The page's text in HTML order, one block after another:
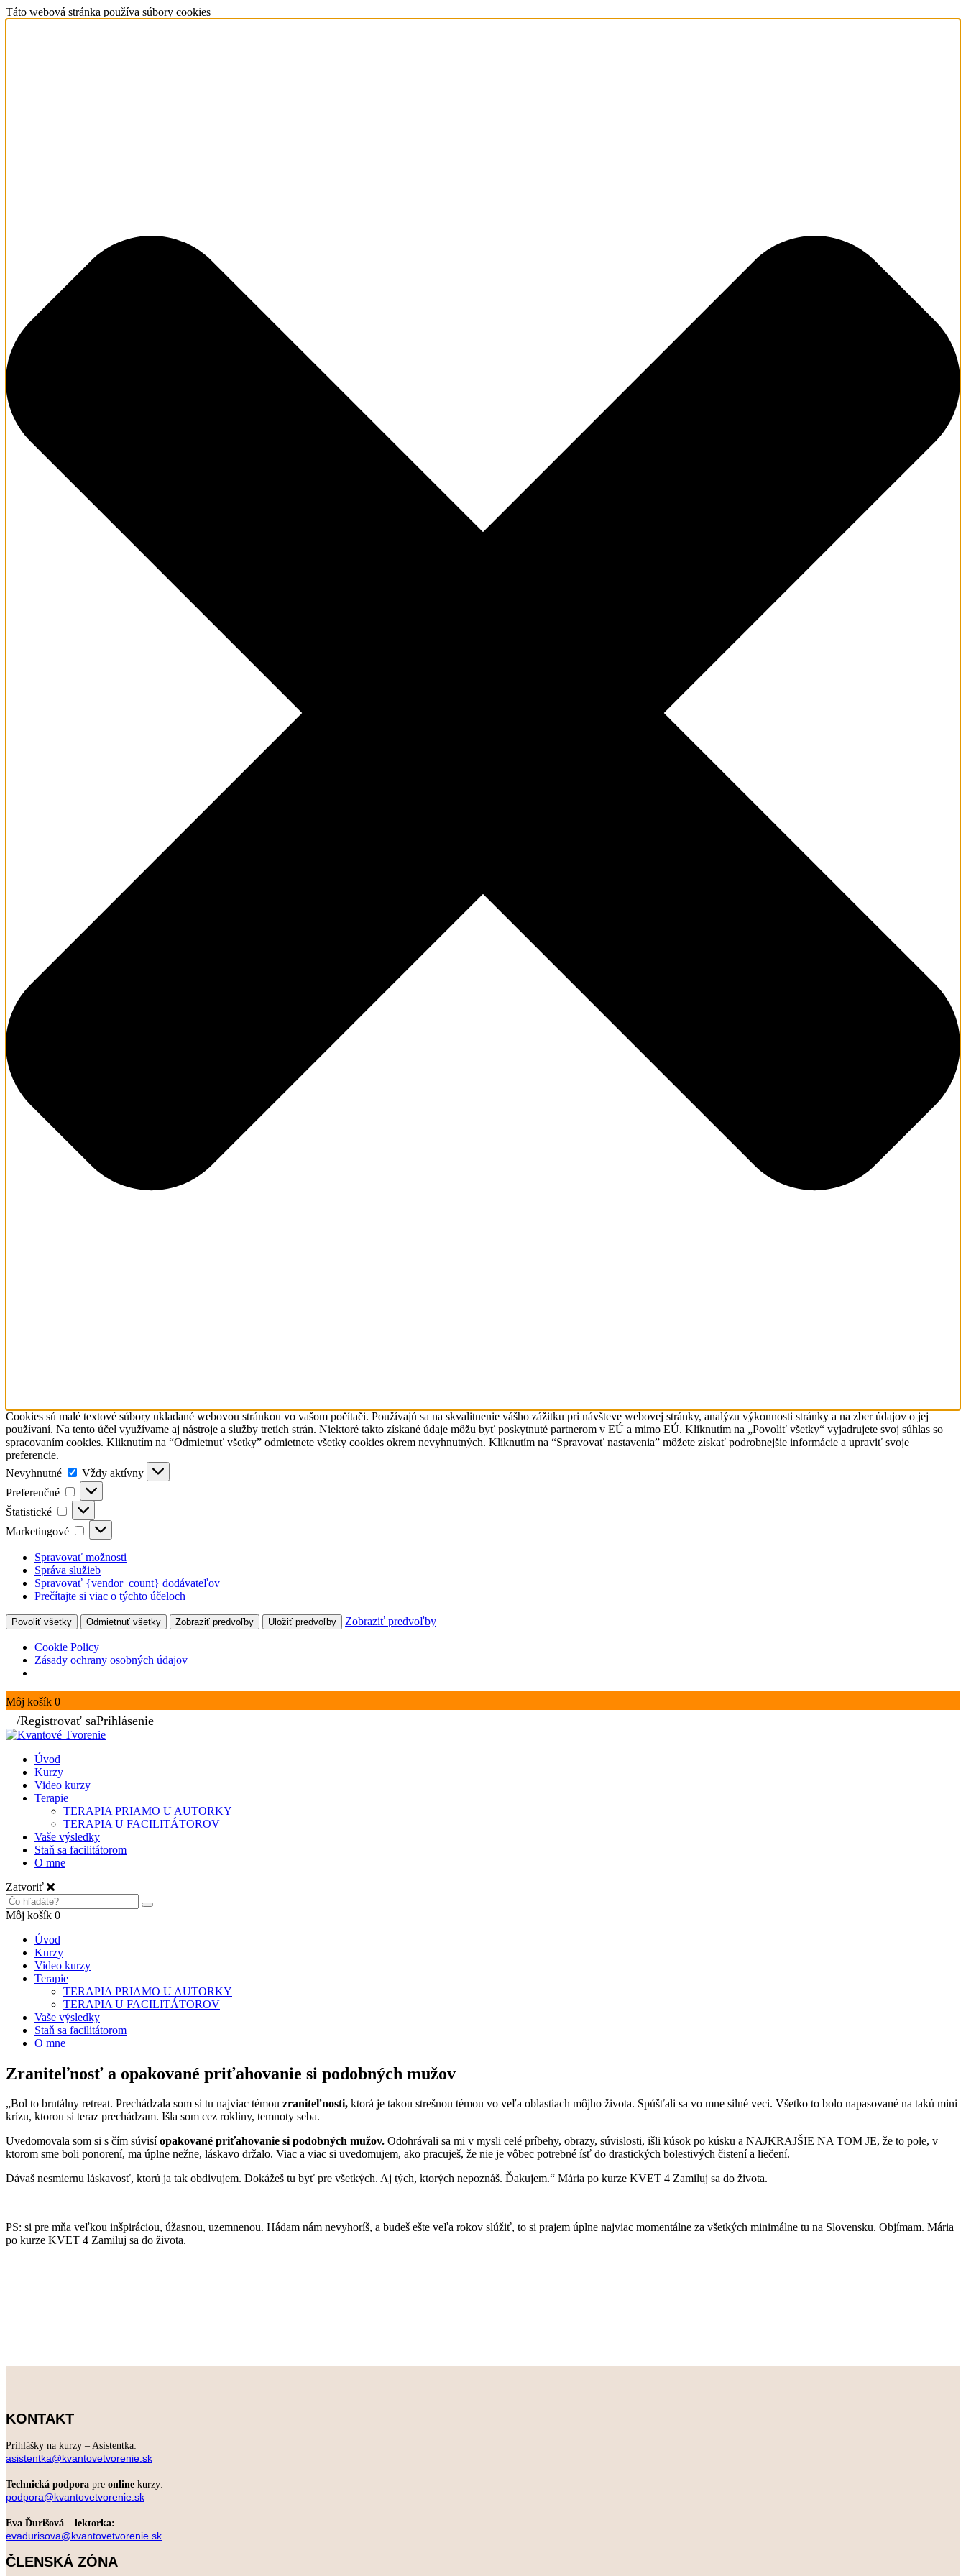
Táto webová stránka používa súbory cookies
Cookies sú malé textové súbory ukladané webovou stránkou vo vašom počítači. Používajú sa na skvalitnenie vášho zážitku pri návšteve webovej stránky, analýzu výkonnosti stránky a na zber údajov o jej
používaní. Na tento účel využívame aj nástroje a služby tretích strán. Niektoré takto získané údaje môžu byť poskytnuté partnerom v EÚ a mimo EÚ. Kliknutím na „Povoliť všetky“ vyjadrujete svoj súhlas so
spracovaním cookies. Kliknutím na “Odmietnuť všetky” odmietnete všetky cookies okrem nevyhnutných. Kliknutím na “Spravovať nastavenia” môžete získať podrobnejšie informácie a upraviť svoje
preferencie.
Nevyhnutné
Nevyhnutné
Vždy aktívny
Preferenčné
Preferenčné
Štatistické Štatistické
Marketingové Marketingové
Spravovať možnosti
Správa služieb
Spravovať {vendor_count} dodávateľov
Prečítajte si viac o týchto účeloch
Povoliť všetky Odmietnuť všetky Zobraziť predvoľby Uložiť predvoľby Zobraziť predvoľby
Cookie Policy
Zásady ochrany osobných údajov
Môj košík 0
/Registrovať saPrihlásenie
Úvod
Kurzy
Video kurzy
Terapie
TERAPIA PRIAMO U AUTORKY
TERAPIA U FACILITÁTOROV
Vaše výsledky
Staň sa facilitátorom
O mne
Zatvoriť
Môj košík 0
Úvod
Kurzy
Video kurzy
Terapie
TERAPIA PRIAMO U AUTORKY
TERAPIA U FACILITÁTOROV
Vaše výsledky
Staň sa facilitátorom
O mne
Zraniteľnosť a opakované priťahovanie si podobných mužov
„Bol to brutálny retreat. Prechádzala som si tu najviac témou zraniteľnosti, ktorá je takou strešnou témou vo veľa oblastiach môjho života. Spúšťali sa vo mne silné veci. Všetko to bolo napasované na takú mini
krízu, ktorou si teraz prechádzam. Išla som cez rokliny, temnoty seba.
Uvedomovala som si s čím súvisíopakované priťahovanie si podobných mužov. Odohrávali sa mi v mysli celé príbehy, obrazy, súvislosti, išli kúsok po kúsku a NAJKRAJŠIE NA TOM JE, že to pole, v
ktorom sme boli ponorení, ma úplne nežne, láskavo držalo. Viac a viac si uvedomujem, ako pracuješ, že nie je vôbec potrebné ísť do drastických bolestivých čistení a liečení.
Dávaš nesmiernu láskavosť, ktorú ja tak obdivujem. Dokážeš tu byť pre všetkých. Aj tých, ktorých nepoznáš. Ďakujem.“ Mária po kurze KVET 4 Zamiluj sa do života.
PS: si pre mňa veľkou inšpiráciou, úžasnou, uzemnenou. Hádam nám nevyhoríš, a budeš ešte veľa rokov slúžiť, to si prajem úplne najviac momentálne za všetkých minimálne tu na Slovensku. Objímam. Mária
po kurze KVET 4 Zamiluj sa do života.
KONTAKT
Prihlášky na kurzy – Asistentka:
asistentka@kvantovetvorenie.sk
Technická podpora pre online kurzy:
podpora@kvantovetvorenie.sk
Eva Ďurišová – lektorka:
evadurisova@kvantovetvorenie.sk
ČLENSKÁ ZÓNA